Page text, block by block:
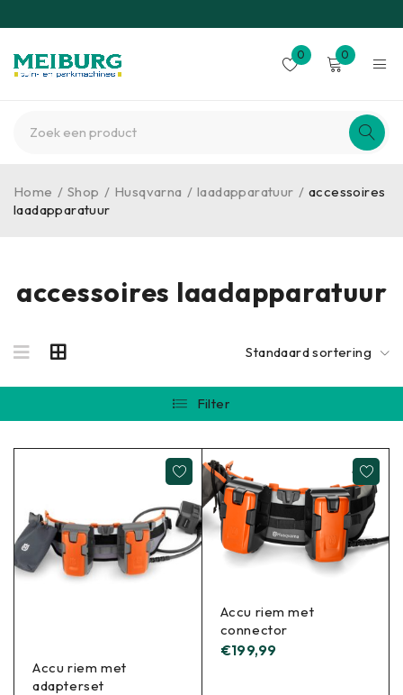
0 0
accessoires laadapparatuur
Home / Shop / Husqvarna / laadapparatuur / accessoires
laadapparatuur
Standaard sortering
Filter
Accu riem met
adapterset
Accu riem met
connector
€199,99